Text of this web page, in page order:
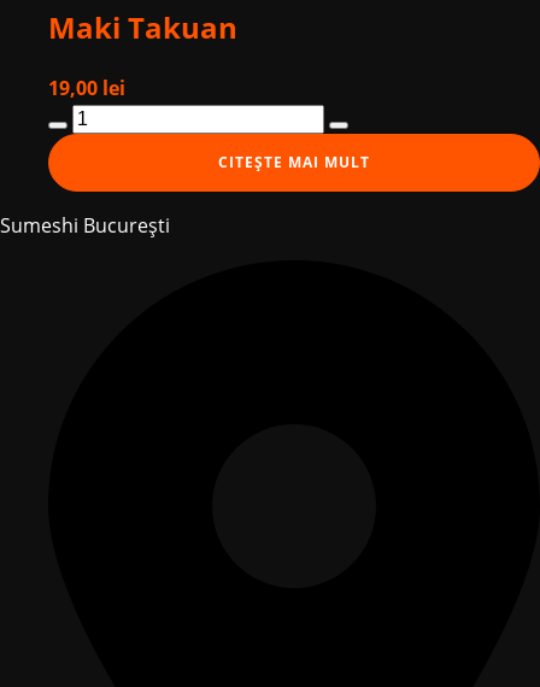
Maki Takuan
19,00 lei
Cantitate
Maki
Takuan
CITEȘTE MAI MULT
Sumeshi București